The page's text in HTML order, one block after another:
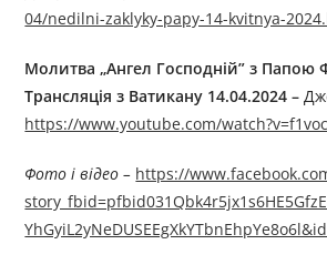
04/nedilni-zaklyky-papy-14-kvitnya-
Молитва „Ангел Господній” з Папою
Трансляція з Ватикану 14.04.2024 –
https://www.youtube.com/
Фото і відео – https://